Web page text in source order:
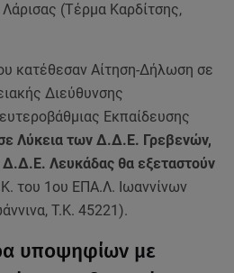
(Τέρμα Καρδίτσης,
κατέθεσαν Αίτηση-Δήλωση σε
Διεύθυνσης
Εκπαίδευσης
Λύκεια των Δ.Δ.Ε. Γρεβενών,
Λευκάδας θα εξεταστούν
του 1ου ΕΠΑ.Λ. Ιωαννίνων
Τ.Κ. 45221).
υποψηφίων με